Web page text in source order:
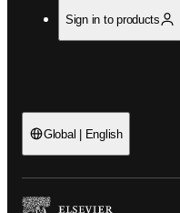
Sign in to products
Global | English